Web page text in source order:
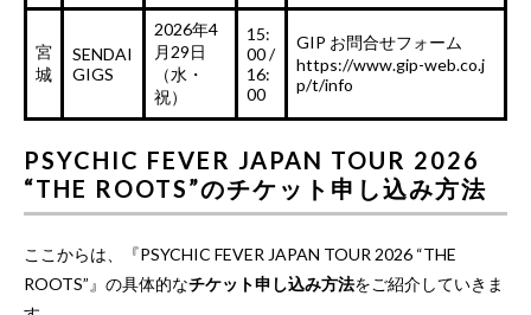
宮
城
SENDAI
GIGS
2026年4
月29日
（水・
祝）
15:
00 /
16:
00
GIP お問合せフォーム
https://www.gip-web.co.j
p/t/info
PSYCHIC FEVER JAPAN TOUR 2026
“THE ROOTS”のチケット申し込み方法
ここからは、『PSYCHIC FEVER JAPAN TOUR 2026 “THE
ROOTS”』の具体的なチケット申し込み方法をご紹介していきま